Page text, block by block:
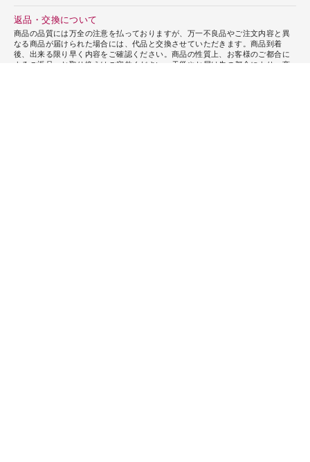
返品・交換について
商品の品質には万全の注意を払っておりますが、万一不良品やご注文内容と異
なる商品が届けられた場合には、代品と交換させていただきます。商品到着
後、出来る限り早く内容をご確認ください。商品の性質上、お客様のご都合に
よるご返品・お取り換えはご容赦ください。天災やお届け先の都合により、商